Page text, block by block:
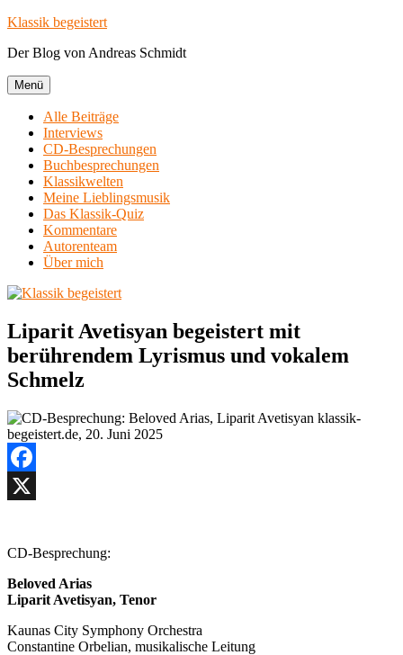
Zum
springen
Klassik begeistert
Der Blog von Andreas Schmidt
Menü
Alle Beiträge
Interviews
CD-Besprechungen
Buchbesprechungen
Klassikwelten
Meine Lieblingsmusik
Das Klassik-Quiz
Kommentare
Autorenteam
Über mich
Liparit Avetisyan begeistert mit
berührendem Lyrismus und vokalem
Schmelz
Facebook
CD-Besprechung:
Beloved Arias
Liparit Avetisyan, Tenor
Kaunas City Symphony Orchestra
Constantine Orbelian, musikalische Leitung